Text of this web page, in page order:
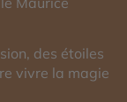
des étoiles
vivre la magie